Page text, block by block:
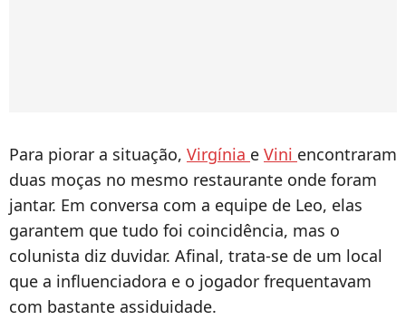
Para piorar a situação, Virgínia e Vini encontraram
duas moças no mesmo restaurante onde foram
jantar. Em conversa com a equipe de Leo, elas
garantem que tudo foi coincidência, mas o
colunista diz duvidar. Afinal, trata-se de um local
que a influenciadora e o jogador frequentavam
com bastante assiduidade.